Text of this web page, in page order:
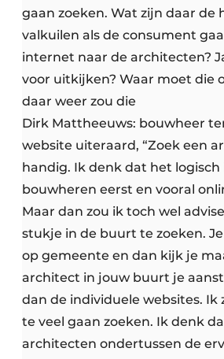
gaan zoeken. Wat zijn daar de
valkuilen als de consument
internet naar de architecten?
voor uitkijken? Waar moet die
daar weer zou die
Dirk Mattheeuws: bouwheer
website uiteraard, “Zoek een
handig. Ik denk dat het logisch
bouwheren eerst en vooral
Maar dan zou ik toch wel
stukje in de buurt te zoeken.
op gemeente en dan kijk je
architect in jouw buurt je
dan de individuele websites. Ik
te veel gaan zoeken. Ik denk
architecten ondertussen de